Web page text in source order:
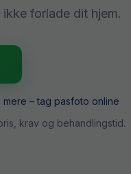
forlade dit hjem.
mere –tag pasfoto online
krav og behandlingstid.